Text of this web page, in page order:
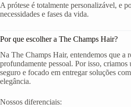
A prótese é totalmente personalizável, e
necessidades e fases da vida.
Por que escolher a The Champs Hair?
Na The Champs Hair, entendemos que a
profundamente pessoal. Por isso, criamos
seguro e focado em entregar soluções
elegância.
Nossos diferenciais: